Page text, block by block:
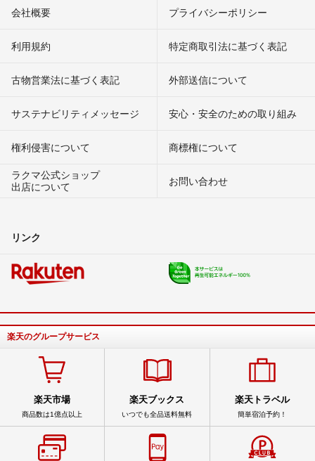
会社概要 プライバシーポリシー
利用規約 特定商取引法に基づく表記
古物営業法に基づく表記 外部送信について
サステナビリティメッセージ 安心・安全のための取り組み
権利侵害について
商標権について
ラクマ公式ショップ
出店について
お問い合わせ
リンク
楽天のグループサービス
楽天市場
商品数は1億点以上
楽天ブックス
いつでも全品送料無料
楽天トラベル
簡単宿泊予約！